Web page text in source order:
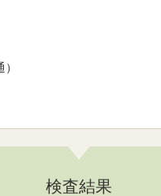
検査結果